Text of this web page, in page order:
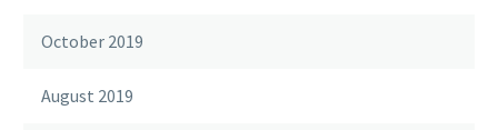
October 2019
August 2019